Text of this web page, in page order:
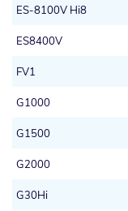
ES-8100V Hi8
ES8400V
FV1
G1000
G1500
G2000
G30Hi